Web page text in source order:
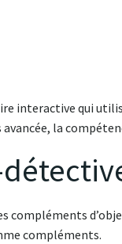
interactive qui
la
compléments
compléments.